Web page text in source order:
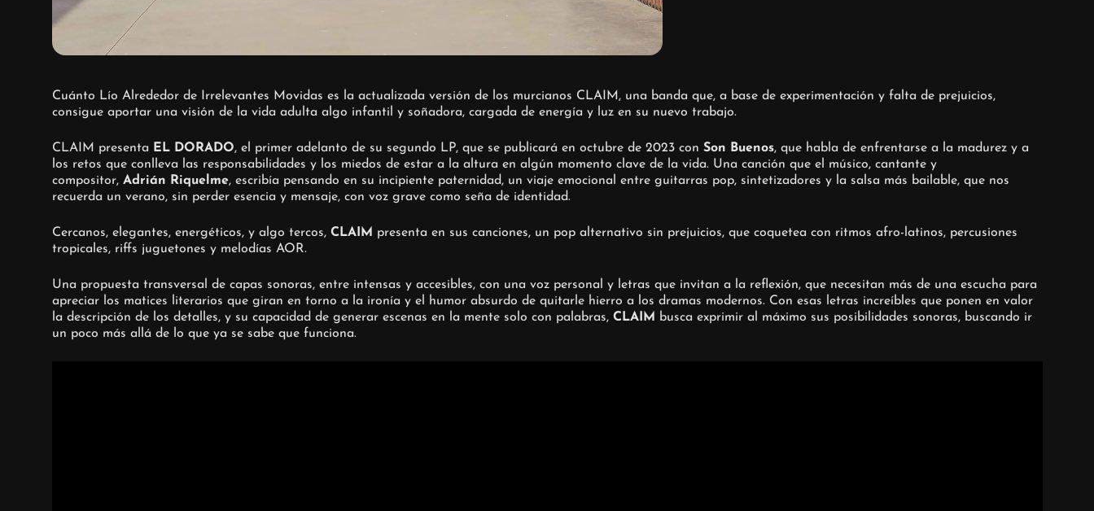
Cuánto Lío Alrededor de Irrelevantes Movidas es la actualizada versión de los murcianos CLAIM, una banda que, a base de experimentación y falta de prejuicios,
consigue aportar una visión de la vida adulta algo infantil y soñadora, cargada de energía y luz en su nuevo trabajo.
CLAIM presenta EL DORADO, el primer adelanto de su segundo LP, que se publicará en octubre de 2023 con Son Buenos, que habla de enfrentarse a la madurez y a
los retos que conlleva las responsabilidades y los miedos de estar a la altura en algún momento clave de la vida. Una canción que el músico, cantante y
compositor, Adrián Riquelme, escribía pensando en su incipiente paternidad, un viaje emocional entre guitarras pop, sintetizadores y la salsa más bailable, que nos
recuerda un verano, sin perder esencia y mensaje, con voz grave como seña de identidad.
Cercanos, elegantes, energéticos, y algo tercos, CLAIM presenta en sus canciones, un pop alternativo sin prejuicios, que coquetea con ritmos afro-latinos, percusiones
tropicales, riffs juguetones y melodías AOR.
Una propuesta transversal de capas sonoras, entre intensas y accesibles, con una voz personal y letras que invitan a la reflexión, que necesitan más de una escucha para
apreciar los matices literarios que giran en torno a la ironía y el humor absurdo de quitarle hierro a los dramas modernos. Con esas letras increíbles que ponen en valor
la descripción de los detalles, y su capacidad de generar escenas en la mente solo con palabras, CLAIM
busca exprimir al máximo sus posibilidades sonoras, buscando ir
un poco más allá de lo que ya se sabe que funciona.